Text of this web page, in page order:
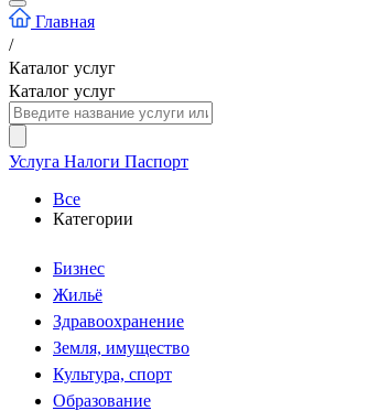
Главная
/
Каталог услуг
Каталог услуг
Услуга Налоги Паспорт
Все
Категории
Бизнес
Жильё
Здравоохранение
Земля, имущество
Культура, спорт
Образование